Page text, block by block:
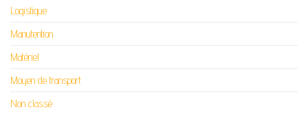
Logistique
Manutention
Matériel
Moyen de transport
Non classé